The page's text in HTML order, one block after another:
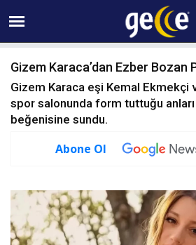
09 AĞUSTOS Pazar 17:33
Gizem Karaca’dan Ezber Bozan
Gizem Karaca eşi Kemal Ekmekçi
spor salonunda form tuttuğu
beğenisine sundu.
Abone Ol